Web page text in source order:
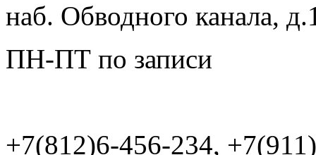
наб. Обводного канала,
ПН-ПТ по записи
+7(812)6-456-234,